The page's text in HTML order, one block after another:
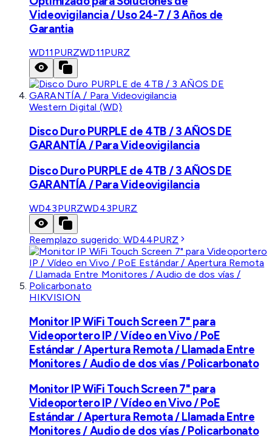
Videovigilancia / Uso 24-7 / 3 Años de
Garantia
WD11PURZWD11PURZ
Western Digital (WD)
Disco Duro PURPLE de 4TB / 3 AÑOS DE
GARANTÍA / Para Videovigilancia
Disco Duro PURPLE de 4TB / 3 AÑOS DE
GARANTÍA / Para Videovigilancia
WD43PURZWD43PURZ
Reemplazo sugerido:WD44PURZ
HIKVISION
Monitor IP WiFi Touch Screen 7" para
Videoportero IP / Vídeo en Vivo / PoE
Estándar / Apertura Remota / Llamada Entre
Monitores / Audio de dos vías / Policarbonato
Monitor IP WiFi Touch Screen 7" para
Videoportero IP / Vídeo en Vivo / PoE
Estándar / Apertura Remota / Llamada Entre
Monitores / Audio de dos vías / Policarbonato